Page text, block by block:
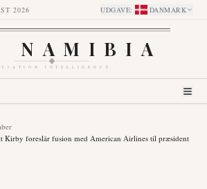
2026 UDGAVE: DANMARK
NAMIBIA
INTELLIGENCE
Kirby foreslår fusion med American Airlines til præsident